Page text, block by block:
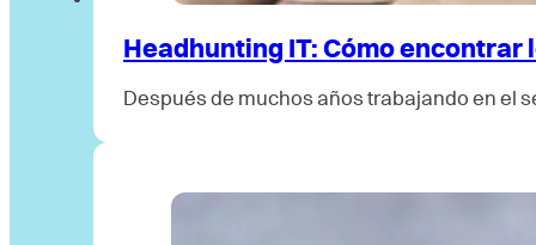
Headhunting IT: Cómo
Después de muchos años trabajando en el